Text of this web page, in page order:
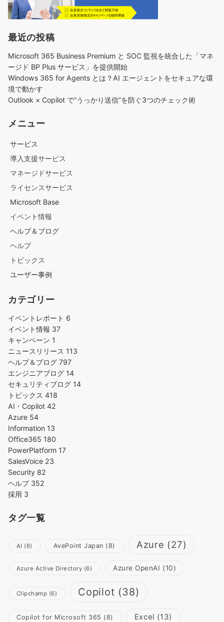
最近の投稿
Microsoft 365 Business Premium と SOC 監視を統合した「マネ
ージド BP Plus サービス」を提供開始
Windows 365 for Agents とは？AI エージェントをセキュアな環
境で動かす
Outlook × Copilot で“うっかり送信”を防ぐ3つのチェック術​
メニュー
サービス
導入支援サービス
マネージドサービス
ライセンスサービス
Microsoft Base
イベント情報
ヘルプ＆ブログ
ヘルプ
トピックス
ユーザー事例
カテゴリー
イベントレポート 6
イベント情報 37
キャンペーン 1
ニュースリリース 113
ヘルプ＆ブログ 797
エンジニアブログ 14
セキュリティブログ 14
トピックス 418
AI・Copilot 42
Azure 54
Information 13
Office365 180
PowerPlatform 17
SalesVoice 23
Security 82
ヘルプ 352
採用 3
タグ一覧
AI (6) AvePoint Japan (8) Azure (27)
Azure Active Directory (6) Azure OpenAI (10)
Clipchamp (6) Copilot (38)
Copilot for Microsoft 365 (8) Excel (13)